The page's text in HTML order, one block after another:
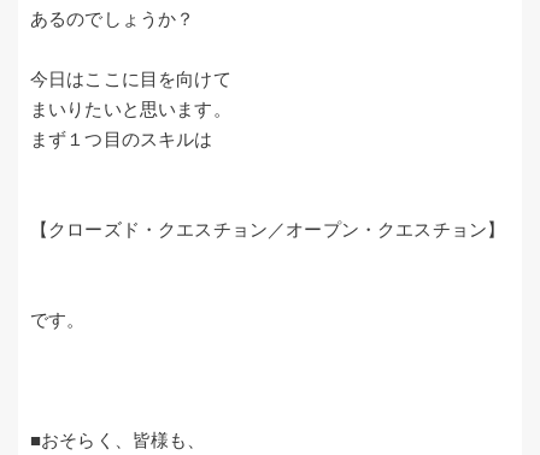
あるのでしょうか？
今日はここに目を向けて
まいりたいと思います。
まず１つ目のスキルは
【クローズド・クエスチョン／オープン・クエスチョン】
です。
■おそらく、皆様も、